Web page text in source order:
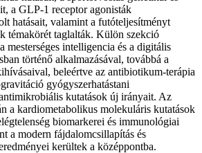
a GLP-1 receptor agonisták
hatásait, valamint a futóteljesítményt
témakörét taglalták. Külön szekció
mesterséges intelligencia és a digitális
történő alkalmazásával, továbbá a
beleértve az antibiotikum-terápia
gyógyszerhatástani
kutatások új irányait. Az
a kardiometabolikus molekuláris kutatások
biomarkerei és immunológiai
a modern fájdalomcsillapítás és
kerültek a középpontba.